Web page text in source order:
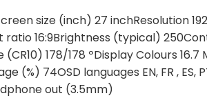
KM.
size (inch) 27 inchResolution
16:9Brightness (typical)
178/178 ºDisplay Colours
(%) 74OSD languages EN, FR , ES,
out (3.5mm)